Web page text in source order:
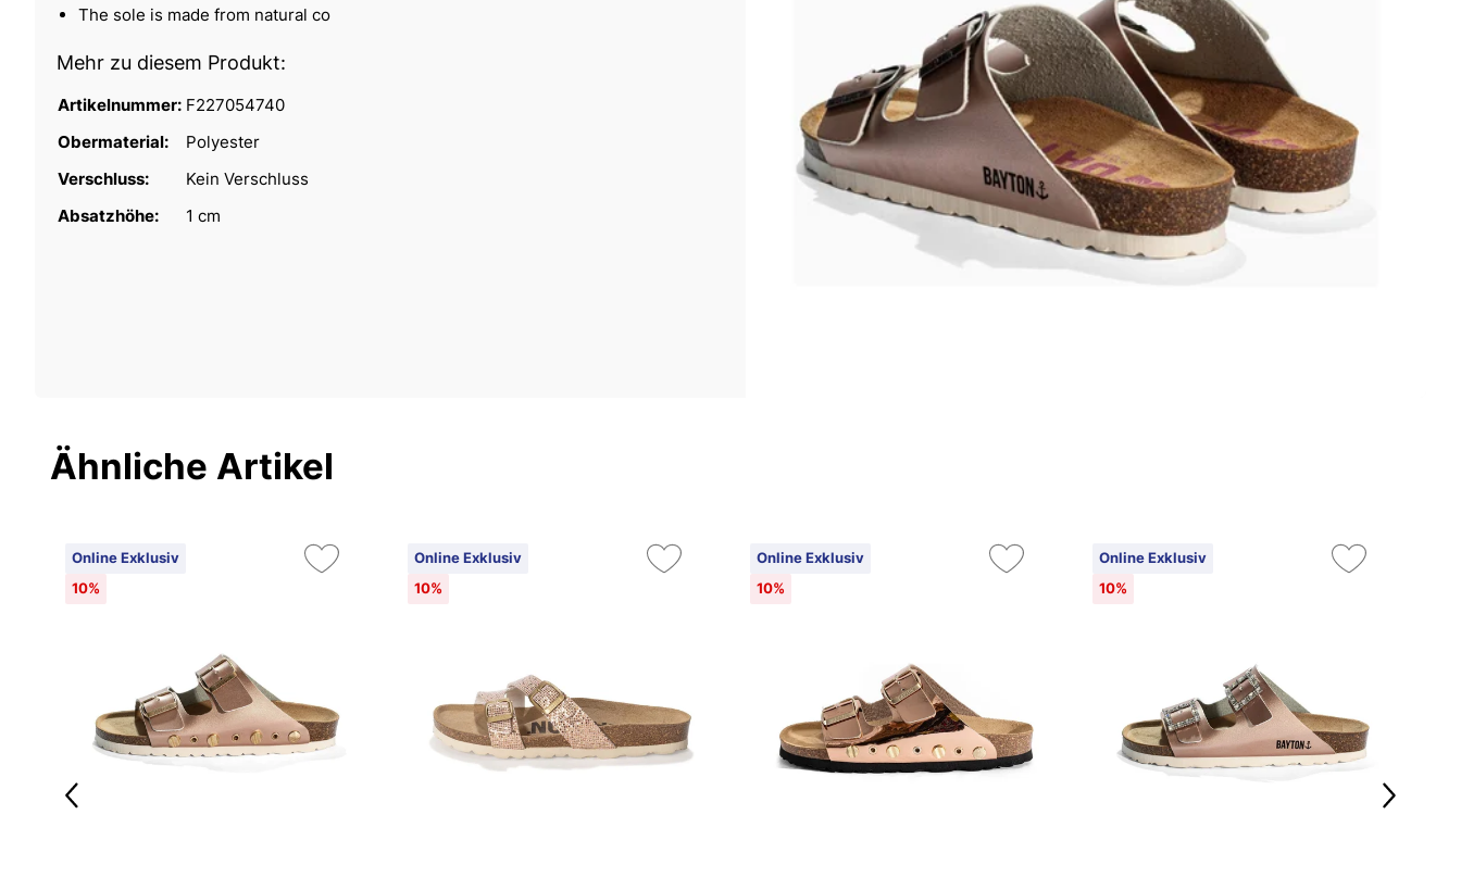
The sole is made from natural co
Mehr zu diesem Produkt:
Artikelnummer: F227054740
Obermaterial:
Polyester
Verschluss:
Kein Verschluss
Absatzhöhe:
1 cm
Ähnliche Artikel
Online Exklusiv
10%
Online Exklusiv
10%
Online Exklusiv
10%
Online Exklusiv
10%